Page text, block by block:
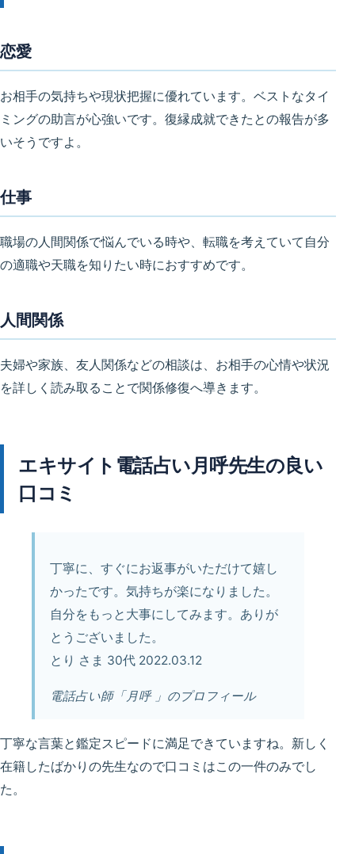
恋愛
お相手の気持ちや現状把握に優れています。ベストなタイ
ミングの助言が心強いです。復縁成就できたとの報告が多
いそうですよ。
仕事
職場の人間関係で悩んでいる時や、転職を考えていて自分
の適職や天職を知りたい時におすすめです。
人間関係
夫婦や家族、友人関係などの相談は、お相手の心情や状況
を詳しく読み取ることで関係修復へ導きます。
エキサイト電話占い月呼先生の良い
口コミ
丁寧に、すぐにお返事がいただけて嬉し
かったです。気持ちが楽になりました。
自分をもっと大事にしてみます。ありが
とうございました。
とり さま 30代 2022.03.12
電話占い師「月呼 」のプロフィール
丁寧な言葉と鑑定スピードに満足できていますね。新しく
在籍したばかりの先生なので口コミはこの一件のみでし
た。